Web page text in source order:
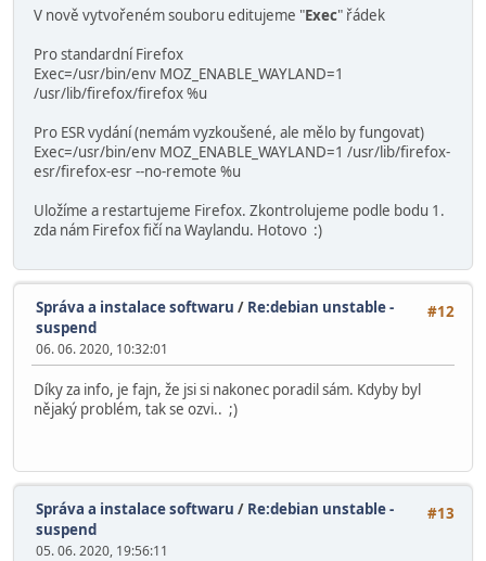
V nově vytvořeném souboru editujeme "Exec" řádek
Pro standardní Firefox
Exec=/usr/bin/env MOZ_ENABLE_WAYLAND=1
/usr/lib/firefox/firefox %u
Pro ESR vydání (nemám vyzkoušené, ale mělo by fungovat)
Exec=/usr/bin/env MOZ_ENABLE_WAYLAND=1 /usr/lib/firefox-
esr/firefox-esr --no-remote %u
Uložíme a restartujeme Firefox. Zkontrolujeme podle bodu 1.
zda nám Firefox fičí na Waylandu. Hotovo :)
#12
Správa a instalace softwaru / Re:debian unstable -
suspend
06. 06. 2020, 10:32:01
Díky za info, je fajn, že jsi si nakonec poradil sám. Kdyby byl
nějaký problém, tak se ozvi.. ;)
#13
Správa a instalace softwaru / Re:debian unstable -
suspend
05. 06. 2020, 19:56:11